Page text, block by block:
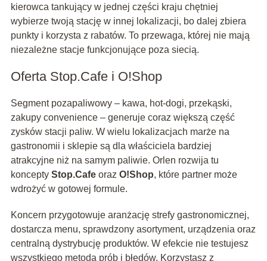
kierowca tankujący w jednej części kraju chętniej
wybierze twoją stację w innej lokalizacji, bo dalej zbiera
punkty i korzysta z rabatów. To przewaga, której nie mają
niezależne stacje funkcjonujące poza siecią.
Oferta Stop.Cafe i O!Shop
Segment pozapaliwowy – kawa, hot-dogi, przekąski,
zakupy convenience – generuje coraz większą część
zysków stacji paliw. W wielu lokalizacjach marże na
gastronomii i sklepie są dla właściciela bardziej
atrakcyjne niż na samym paliwie. Orlen rozwija tu
koncepty Stop.Cafeoraz O!Shop, które partner może
wdrożyć w gotowej formule.
Koncern przygotowuje aranżację strefy gastronomicznej,
dostarcza menu, sprawdzony asortyment, urządzenia oraz
centralną dystrybucję produktów. W efekcie nie testujesz
wszystkiego metodą prób i błędów. Korzystasz z